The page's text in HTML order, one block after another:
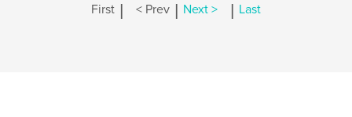
First | < Prev | Next > | Last